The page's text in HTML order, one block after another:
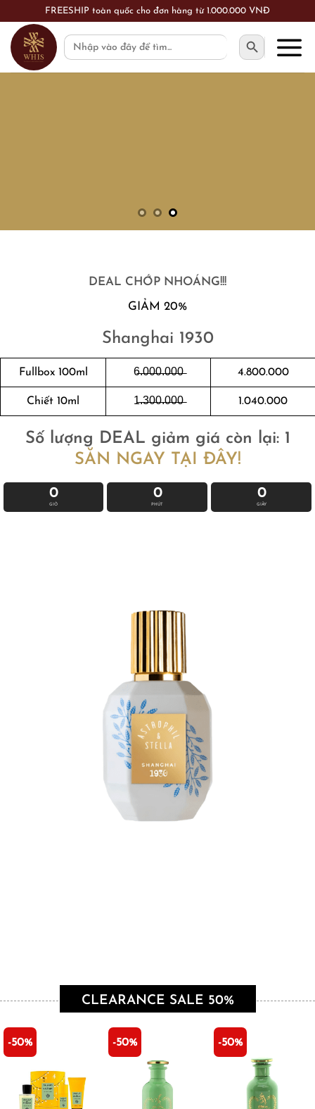
content
FREESHIP toàn quốc cho đơn hàng từ 1.000.000 VNĐ
Search
for:
SEARCH BUTTON
DEAL CHỚP NHOÁNG!!!
GIẢM 20%
Shanghai 1930
Fullbox 100ml 6̶.̶0̶0̶0̶.̶0̶0̶0̶ 4.800.000
Chiết 10ml 1̶.̶3̶0̶0̶.̶0̶0̶0̶ 1.040.000
Số lượng DEAL giảm giá còn lại: 1
SĂN NGAY TẠI ĐÂY!
0
GIỜ
0
PHÚT
0
GIÂY
CLEARANCE SALE 50%
-50% -50% -50%